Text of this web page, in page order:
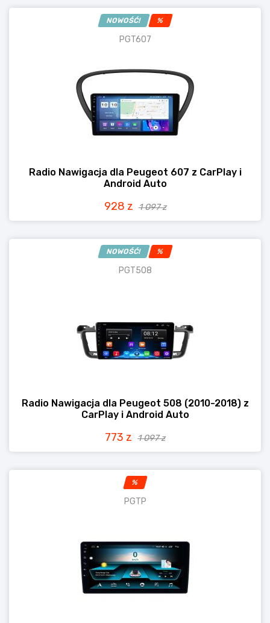
NOWOŚĆ! %
PGT607
Radio Nawigacja dla Peugeot 607 z CarPlay i
Android Auto
928 z 1 097 z
NOWOŚĆ! %
PGT508
Radio Nawigacja dla Peugeot 508 (2010-2018) z
CarPlay i Android Auto
773 z 1 097 z
%
PGTP